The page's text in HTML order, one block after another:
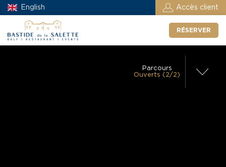
English Accès client
RÉSERVER
Parcours
Ouverts (2/2)